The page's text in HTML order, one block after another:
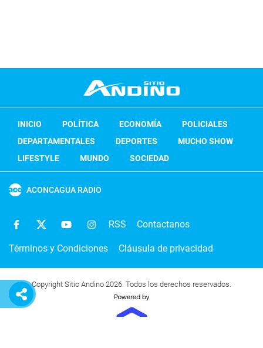
INICIO POLÍTICA ECONOMÍA
POLICIALES
DEPARTAMENTALES
DEPORTES
MUCHO SHOW
LIFESTYLE
MUNDO SOCIEDAD
ACONCAGUA RADIO
RSS Contactanos
Términos y Condiciones Cláusula de privacidad
Copyright Sitio Andino 2026. Todos los derechos reservados.